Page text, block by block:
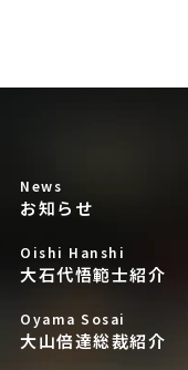
News
お知らせ
Oishi Hanshi
大石代悟範士紹介
Oyama Sosai
大山倍達総裁紹介